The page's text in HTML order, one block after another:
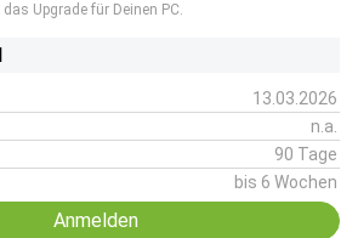
Upgrade für Deinen PC.
13.03.2026
n.a.
90 Tage
bis 6 Wochen
Anmelden